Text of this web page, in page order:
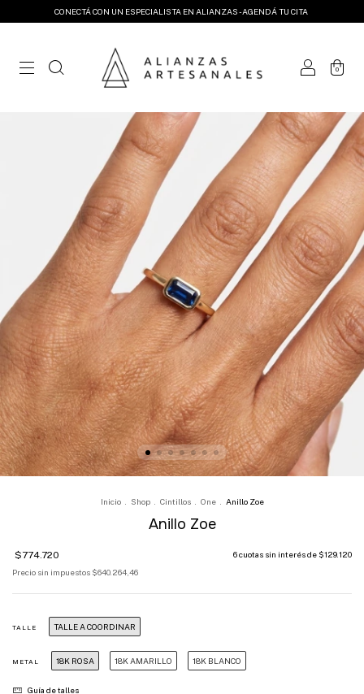
CONECTÁ CON UN ESPECIALISTA EN ALIANZAS - AGENDÁ TU CITA
0
Inicio Shop Cintillos One Anillo Zoe
Anillo Zoe
$774.720 6cuotas sin interés de $129.120
Precio sin impuestos $640.264,46
TALLE TALLE A COORDINAR
METAL 18K ROSA 18K AMARILLO 18K BLANCO
Guía de talles